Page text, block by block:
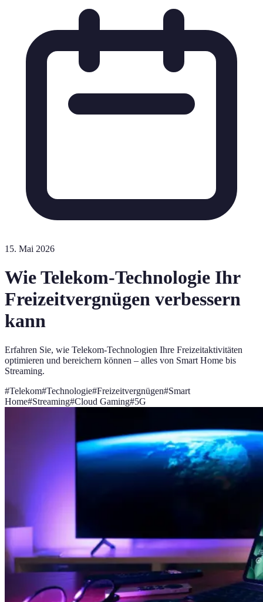
15. Mai 2026
Wie Telekom-Technologie Ihr
Freizeitvergnügen verbessern
kann
Erfahren Sie, wie Telekom-Technologien Ihre Freizeitaktivitäten
optimieren und bereichern können – alles von Smart Home bis
Streaming.
#Telekom#Technologie#Freizeitvergnügen#Smart
Home#Streaming#Cloud Gaming#5G